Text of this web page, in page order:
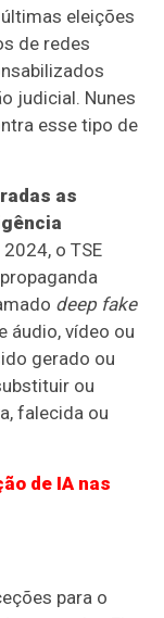
eleições
de redes
judicial. Nunes
esse tipo de
as
2024, o TSE
deep fake
áudio, vídeo ou
gerado ou
ou
falecida ou
de IA nas
para o